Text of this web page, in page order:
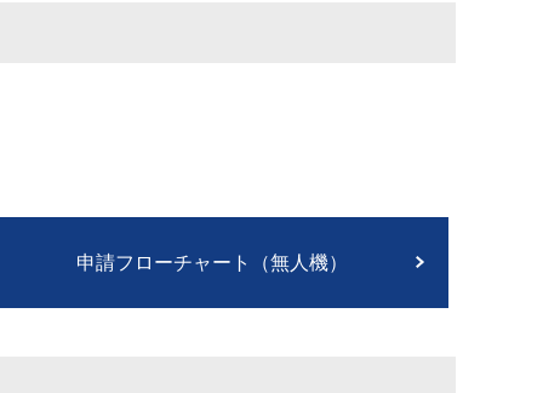
申請フローチャート（無人機）